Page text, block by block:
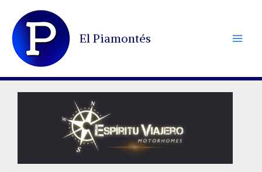
contenido
El Piamontés